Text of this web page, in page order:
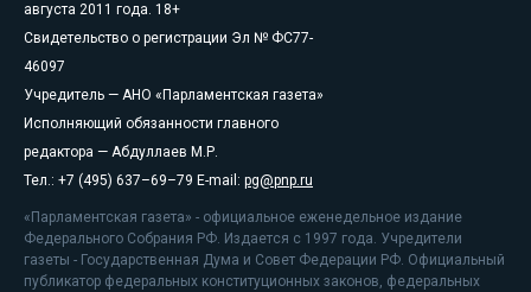
августа 2011 года. 18+
Свидетельство о регистрации Эл № ФС77-
46097
Учредитель — АНО «Парламентская газета»
Исполняющий обязанности главного
редактора — Абдуллаев М.Р.
Тел.: +7 (495) 637–69–79 E-mail: pg@pnp.ru
«Парламентская газета» - официальное еженедельное издание
Федерального Собрания РФ. Издается с 1997 года. Учредители
газеты - Государственная Дума и Совет Федерации РФ. Официальный
публикатор федеральных конституционных законов, федеральных